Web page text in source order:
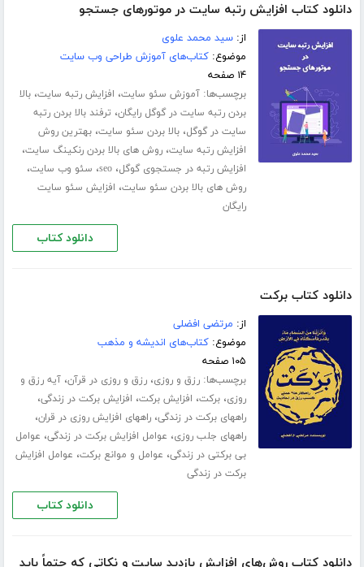
دانلود کتاب افزایش رتبه سایت در موتورهای جستجو
از:سید محمد علوی
موضوع:کتاب‌های آموزش طراحی وب سایت
۱۴ صفحه
برچسب‌ها:آموزش سئو سایت، افزایش رتبه سایت،بالا
بردن رتبه سایت در گوگل رایگان، ترفند بالا بردن رتبه
سایت در گوگل،بالا بردن سئو سایت،بهترین روش
افزایش رتبه سایت،روش های بالا بردن رنکینگ سایت،
افزایش رتبه در جستجوی گوگل،seo، سئو وب سایت،
روش های بالا بردن سئو سایت، افزایش سئو سایت
رایگان
دانلود کتاب
دانلود کتاب برکت
از: مرتضی افضلی
موضوع:کتاب‌های اندیشه و مذهب
۱۰۵ صفحه
برچسب‌ها:رزق و روزی،رزق و روزی در قرآن،آیه رزق و
روزی،برکت، افزایش برکت، افزایش برکت در زندگی،
راههای برکت در زندگی،راههای افزایش روزی در قران،
راههای جلب روزی، عوامل افزایش برکت در زندگی، عوامل
بی برکتی در زندگی، عوامل و موانع برکت، عوامل افزایش
برکت در زندگی
دانلود کتاب
دانلود کتاب روش‌های افزایش بازدید سایت و نکاتی که حتماً باید